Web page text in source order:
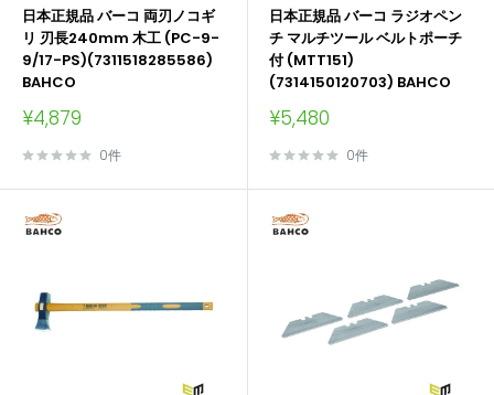
日本正規品 バーコ 両刃ノコギ
リ 刃長240mm 木工 (PC-9-
9/17-PS)(7311518285586)
BAHCO
販
価
¥4,879
0件
日本正規品 バーコ ラジオペン
チ マルチツール ベルトポーチ
付 (MTT151)
(7314150120703) BAHCO
販
価
¥5,480
0件